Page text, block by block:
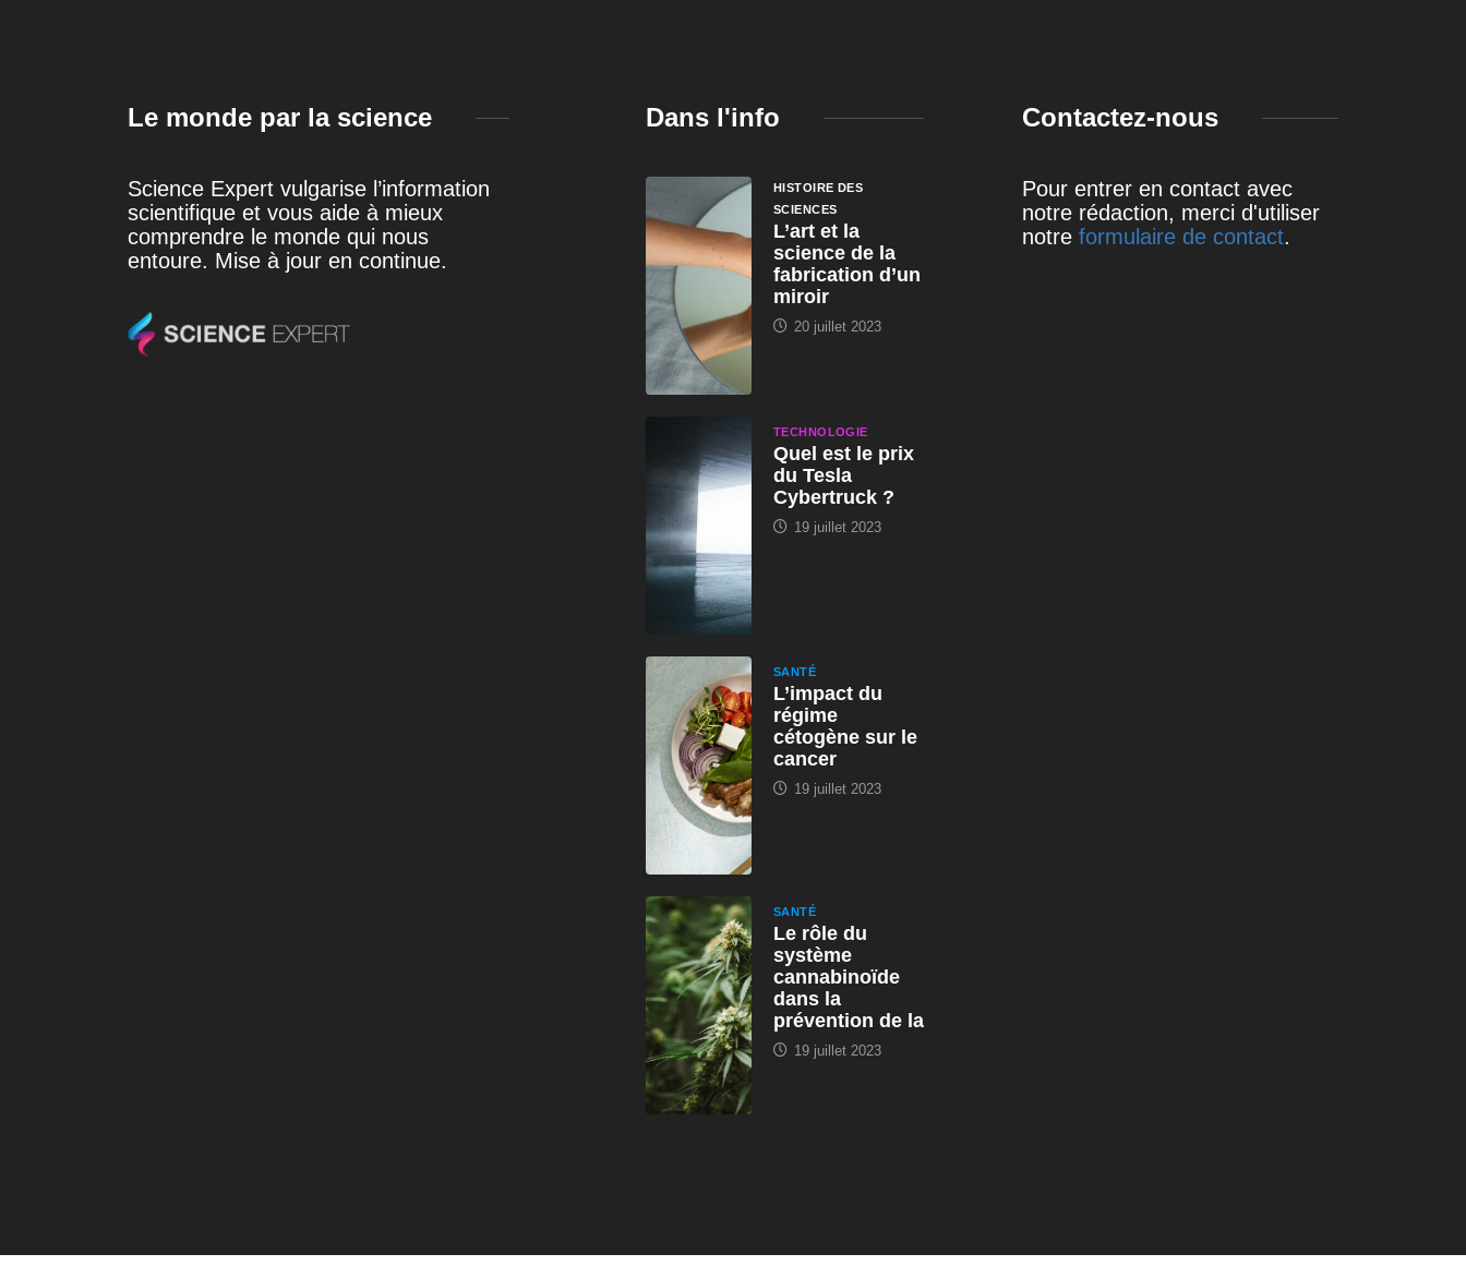
Le monde par la science
Science Expert vulgarise l’information
scientifique et vous aide à mieux
comprendre le monde qui nous
entoure. Mise à jour en continue.
Dans l'info
HISTOIRE DES
SCIENCES
L’art et la
science de la
fabrication d’un
miroir
20 juillet 2023
TECHNOLOGIE
Quel est le prix
du Tesla
Cybertruck ?
19 juillet 2023
SANTÉ
L’impact du
régime
cétogène sur le
cancer
19 juillet 2023
SANTÉ
Le rôle du
système
cannabinoïde
dans la
prévention de la
19 juillet 2023
Contactez-nous
Pour entrer en contact avec
notre rédaction, merci d'utiliser
notre formulaire de contact.